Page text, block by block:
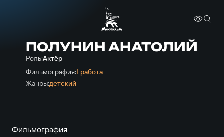
ПОЛУНИН АНАТОЛИЙ
Роль:Актёр
Фильмография:1 работа
Жанры:детский
Фильмография